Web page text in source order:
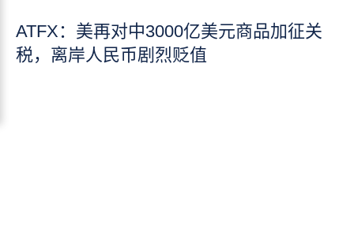
ATFX：美再对中3000亿美元商品加征关
税，离岸人民币剧烈贬值